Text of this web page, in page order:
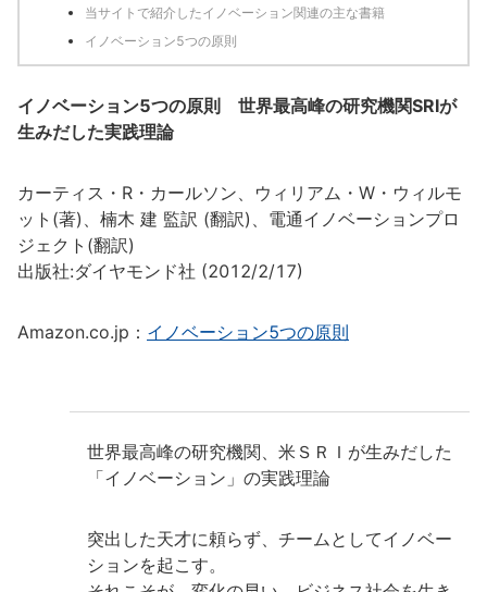
当サイトで紹介したイノベーション関連の主な書籍
イノベーション5つの原則
イノベーション5つの原則 世界最高峰の研究機関SRIが
生みだした実践理論
カーティス・R・カールソン、ウィリアム・W・ウィルモ
ット(著)、楠木 建 監訳 (翻訳)、電通イノベーションプロ
ジェクト(翻訳)
出版社:ダイヤモンド社 (2012/2/17)
Amazon.co.jp： イノベーション5つの原則
世界最高峰の研究機関、米ＳＲＩが生みだした
「イノベーション」の実践理論
突出した天才に頼らず、チームとしてイノベー
ションを起こす。